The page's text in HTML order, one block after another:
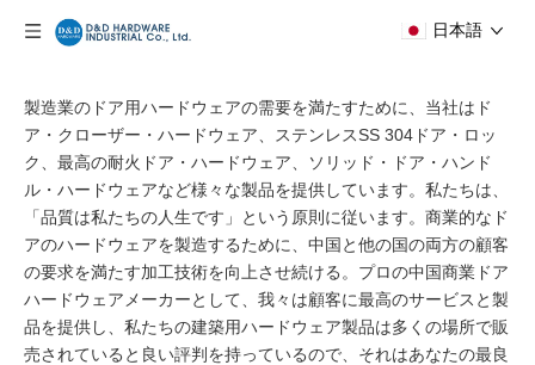
日本語
製造業のドア用ハードウェアの需要を満たすために、当社はド
ア・クローザー・ハードウェア、ステンレスSS 304ドア・ロッ
ク、最高の耐火ドア・ハードウェア、ソリッド・ドア・ハンド
ル・ハードウェアなど様々な製品を提供しています。私たちは、
「品質は私たちの人生です」という原則に従います。商業的なド
アのハードウェアを製造するために、中国と他の国の両方の顧客
の要求を満たす加工技術を向上させ続ける。プロの中国商業ドア
ハードウェアメーカーとして、我々は顧客に最高のサービスと製
品を提供し、私たちの建築用ハードウェア製品は多くの場所で販
売されていると良い評判を持っているので、それはあなたの最良